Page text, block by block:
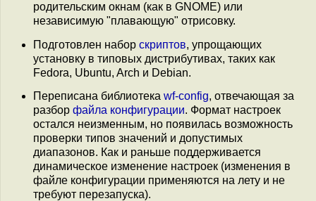
родительским окнам (как в GNOME) или
независимую "плавающую" отрисовку.
Подготовлен набор скриптов, упрощающих
установку в типовых дистрибутивах, таких как
Fedora, Ubuntu, Arch и Debian.
Переписана библиотека wf-config, отвечающая за
разбор файла конфигурации. Формат настроек
остался неизменным, но появилась возможность
проверки типов значений и допустимых
диапазонов. Как и раньше поддерживается
динамическое изменение настроек (изменения в
файле конфигурации применяются на лету и не
требуют перезапуска).